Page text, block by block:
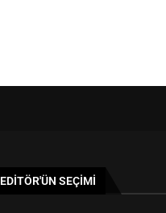
EDITÖR'ÜN SEÇIMI